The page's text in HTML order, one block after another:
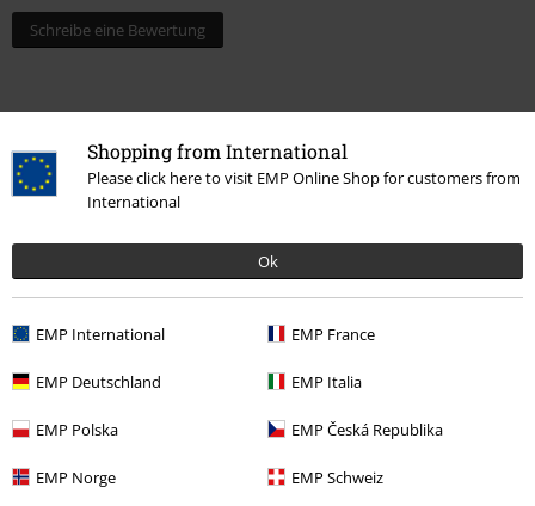
Shopping from International
Please click here to visit EMP Online Shop for customers from
International
Ok
EMP International EMP France
EMP Deutschland EMP Italia
EMP Polska EMP Česká Republika
EMP Norge EMP Schweiz
Schreibe eine Bewertung
E-Mail Newsletter
jetzt anmeldest!Mehr Infos